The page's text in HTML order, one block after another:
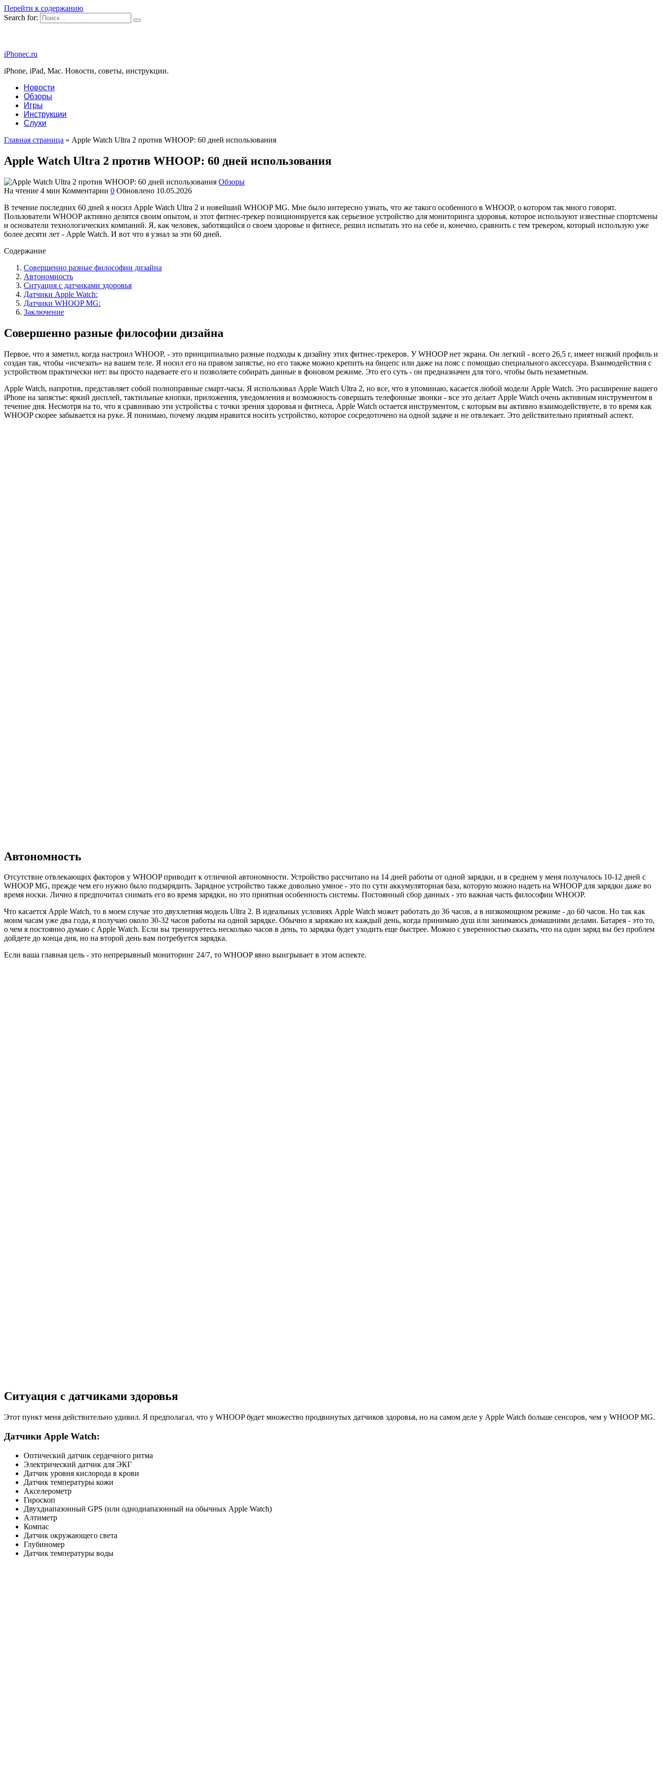
Перейти к содержанию
Search for:
iPhonec.ru
iPhone, iPad, Mac. Новости, советы, инструкции.
Новости
Обзоры
Игры
Инструкции
Слухи
Главная страница » Apple Watch Ultra 2 против WHOOP: 60 дней использования
Apple Watch Ultra 2 против WHOOP: 60 дней использования
Обзоры
На чтение 4 мин Комментарии 0 Обновлено 10.05.2026
В течение последних 60 дней я носил Apple Watch Ultra 2 и новейший WHOOP MG. Мне было интересно узнать, что же такого особенного в WHOOP, о котором так много говорят.
Пользователи WHOOP активно делятся своим опытом, и этот фитнес-трекер позиционируется как серьезное устройство для мониторинга здоровья, которое используют известные спортсмены
и основатели технологических компаний. Я, как человек, заботящийся о своем здоровье и фитнесе, решил испытать это на себе и, конечно, сравнить с тем трекером, который использую уже
более десяти лет - Apple Watch. И вот что я узнал за эти 60 дней.
Содержание
Совершенно разные философии дизайна
Автономность
Ситуация с датчиками здоровья
Датчики Apple Watch:
Датчики WHOOP MG:
Заключение
Совершенно разные философии дизайна
Первое, что я заметил, когда настроил WHOOP, - это принципиально разные подходы к дизайну этих фитнес-трекеров. У WHOOP нет экрана. Он легкий - всего 26,5 г, имеет низкий профиль и
создан так, чтобы «исчезать» на вашем теле. Я носил его на правом запястье, но его также можно крепить на бицепс или даже на пояс с помощью специального аксессуара. Взаимодействия с
устройством практически нет: вы просто надеваете его и позволяете собирать данные в фоновом режиме. Это его суть - он предназначен для того, чтобы быть незаметным.
Apple Watch, напротив, представляет собой полноправные смарт-часы. Я использовал Apple Watch Ultra 2, но все, что я упоминаю, касается любой модели Apple Watch. Это расширение вашего
iPhone на запястье: яркий дисплей, тактильные кнопки, приложения, уведомления и возможность совершать телефонные звонки - все это делает Apple Watch очень активным инструментом в
течение дня. Несмотря на то, что я сравниваю эти устройства с точки зрения здоровья и фитнеса, Apple Watch остается инструментом, с которым вы активно взаимодействуете, в то время как
WHOOP скорее забывается на руке. Я понимаю, почему людям нравится носить устройство, которое сосредоточено на одной задаче и не отвлекает. Это действительно приятный аспект.
Автономность
Отсутствие отвлекающих факторов у WHOOP приводит к отличной автономности. Устройство рассчитано на 14 дней работы от одной зарядки, и в среднем у меня получалось 10-12 дней с
WHOOP MG, прежде чем его нужно было подзарядить. Зарядное устройство также довольно умное - это по сути аккумуляторная база, которую можно надеть на WHOOP для зарядки даже во
время носки. Лично я предпочитал снимать его во время зарядки, но это приятная особенность системы. Постоянный сбор данных - это важная часть философии WHOOP.
Что касается Apple Watch, то в моем случае это двухлетняя модель Ultra 2. В идеальных условиях Apple Watch может работать до 36 часов, а в низкомощном режиме - до 60 часов. Но так как
моим часам уже два года, я получаю около 30-32 часов работы на одной зарядке. Обычно я заряжаю их каждый день, когда принимаю душ или занимаюсь домашними делами. Батарея - это то,
о чем я постоянно думаю с Apple Watch. Если вы тренируетесь несколько часов в день, то зарядка будет уходить еще быстрее. Можно с уверенностью сказать, что на один заряд вы без проблем
дойдете до конца дня, но на второй день вам потребуется зарядка.
Если ваша главная цель - это непрерывный мониторинг 24/7, то WHOOP явно выигрывает в этом аспекте.
Ситуация с датчиками здоровья
Этот пункт меня действительно удивил. Я предполагал, что у WHOOP будет множество продвинутых датчиков здоровья, но на самом деле у Apple Watch больше сенсоров, чем у WHOOP MG.
Датчики Apple Watch:
Оптический датчик сердечного ритма
Электрический датчик для ЭКГ
Датчик уровня кислорода в крови
Датчик температуры кожи
Акселерометр
Гироскоп
Двухдиапазонный GPS (или однодиапазонный на обычных Apple Watch)
Алтиметр
Компас
Датчик окружающего света
Глубиномер
Датчик температуры воды